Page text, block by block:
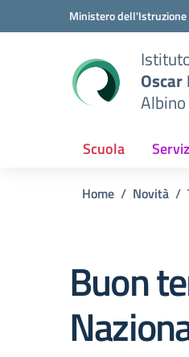
Vai ai contenuti
Vai al menu di navigazione
Ministero
Scuola
Home Novità
Buon